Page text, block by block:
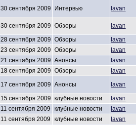
30 сентября 2009
Интервью lavan
30 сентября 2009 Обзоры
lavan
28 сентября 2009 Обзоры
lavan
23 сентября 2009 Обзоры
lavan
21 сентября 2009 Анонсы
lavan
18 сентября 2009 Обзоры
lavan
17 сентября 2009 Анонсы
lavan
15 сентября 2009 клубные новости
lavan
11 сентября 2009
клубные новости
lavan
11 сентября 2009
клубные новости
lavan